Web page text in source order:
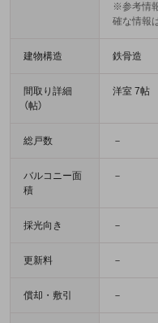
※参考情
確な情報
建物構造 鉄骨造
間取り詳細
（帖）
洋室 7帖
総戸数 －
バルコニー面
積
－
採光向き －
更新料 －
償却・敷引 －